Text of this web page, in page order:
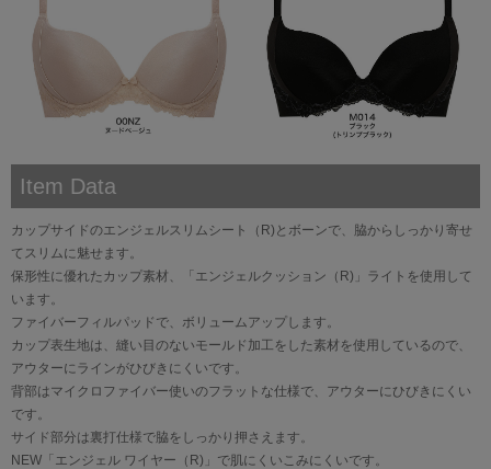
Item Data
カップサイドのエンジェルスリムシート（R)とボーンで、脇からしっかり寄せ
てスリムに魅せます。
保形性に優れたカップ素材、「エンジェルクッション（R)」ライトを使用して
います。
ファイバーフィルパッドで、ボリュームアップします。
カップ表生地は、縫い目のないモールド加工をした素材を使用しているので、
アウターにラインがひびきにくいです。
背部はマイクロファイバー使いのフラットな仕様で、アウターにひびきにくい
です。
サイド部分は裏打仕様で脇をしっかり押さえます。
NEW「エンジェル ワイヤー（R)」で肌にくいこみにくいです。